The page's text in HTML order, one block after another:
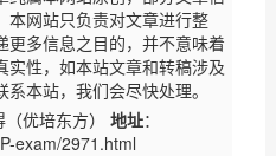
本网站只负责对文章进行整
多信息之目的，并不意味着
性，如本站文章和转稿涉及
本站，我们会尽快处理。
优培东方） 地址：
exam/2971.html